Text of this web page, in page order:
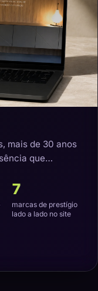
mais de 30 anos
que
7
marcas de prestígio
lado a lado no site